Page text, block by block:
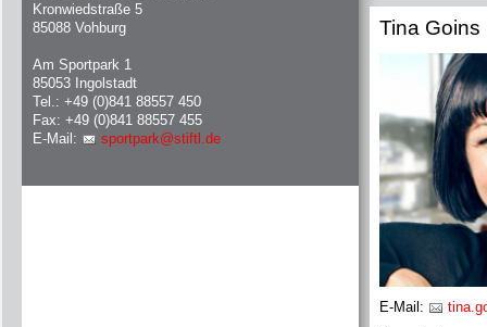
Kronwiedstraße 5
85088 Vohburg
Am Sportpark 1
85053 Ingolstadt
Tel.: +49 (0)841 88557 450
Fax: +49 (0)841 88557 455
E-Mail:
sportpark@stiftl.de
Tina Goins
E-Mail: